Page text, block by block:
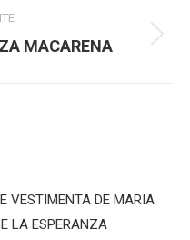
MACARENA
VESTIMENTA DE MARIA
LA ESPERANZA